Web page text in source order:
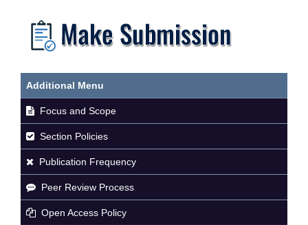
Additional Menu
Focus and Scope
Section Policies
Publication Frequency
Peer Review Process
Open Access Policy